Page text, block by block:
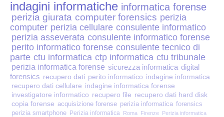
Perizia Stalking
Perizia Cyber Bullismo
Incarichi CTU e CTP
Perizia Centralini PBX e VOIP
Perizia Estimo
indagini informatiche informatica forense
perizia giurata computer forensics perizia
computer perizia cellulare consulente informatico
perizia asseverata consulente informatico forense
perito informatico forense consulente tecnico di
parte ctu informatica ctp informatica ctu tribunale
perizia informatica forense sicurezza informatica digital
forensics recupero dati perito informatico indagine informatica
recupero dati cellulare indagine informatica forense
investigatore informatico recupero file recupero dati hard disk
copia forense acquisizione forense perizia informatica forensics
perizia smartphone Perizia informatica Roma Firenze Perizia informatica